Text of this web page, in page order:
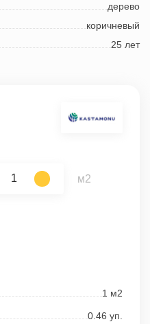
дерево
коричневый
25 лет
м2
1 м2
0.46 уп.